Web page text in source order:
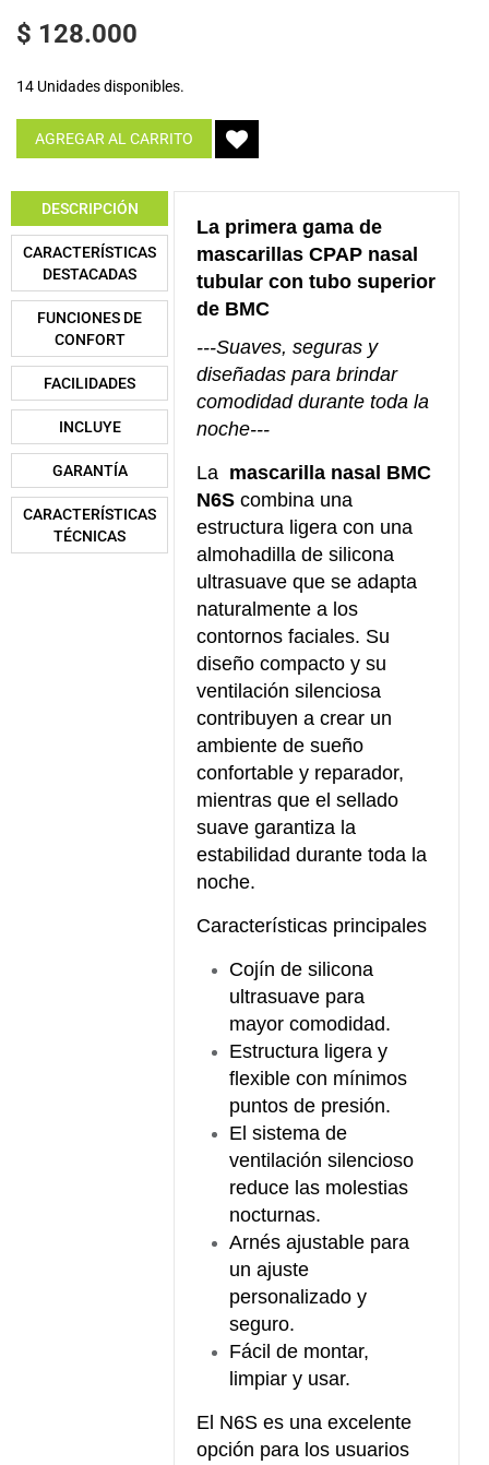
$ 128.000
14 Unidades disponibles.
AGREGAR AL CARRITO
DESCRIPCIÓN
CARACTERÍSTICAS
DESTACADAS
FUNCIONES DE
CONFORT
FACILIDADES
INCLUYE
GARANTÍA
CARACTERÍSTICAS
TÉCNICAS
La primera gama de
mascarillas CPAP nasal
tubular con tubo superior
de BMC
---Suaves, seguras y
diseñadas para brindar
comodidad durante toda la
noche---
La mascarilla nasal BMC
N6S combina una
estructura ligera con una
almohadilla de silicona
ultrasuave que se adapta
naturalmente a los
contornos faciales. Su
diseño compacto y su
ventilación silenciosa
contribuyen a crear un
ambiente de sueño
confortable y reparador,
mientras que el sellado
suave garantiza la
estabilidad durante toda la
noche.
Características principales
Cojín de silicona
ultrasuave para
mayor comodidad.
Estructura ligera y
flexible con mínimos
puntos de presión.
El sistema de
ventilación silencioso
reduce las molestias
nocturnas.
Arnés ajustable para
un ajuste
personalizado y
seguro.
Fácil de montar,
limpiar y usar.
El N6S es una excelente
opción para los usuarios